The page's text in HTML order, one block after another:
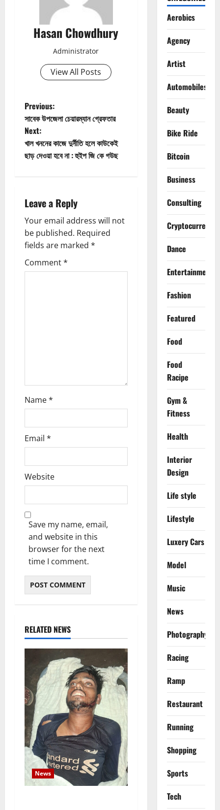
Hasan Chowdhury
Administrator
View All Posts
P
o
s
a
v
i
g
Previous:
সাবেক উপজেলা চেয়ারম্যান গ্রেফতার
Next:
খাল খননের কাজে দুর্নীতি হলে কাউকেই
ছাড় দেওয়া হবে না : হুইপ জি কে গউছ
Leave a Reply
Your email address will not
be published. Required
fields are marked *
Comment*
Name*
Email *
Website
Save my name, email,
and website in this
browser for the next
time I comment.
RELATED NEWS
News
Aerobics
Agency
Artist
Automobiles
Beauty
Bike Ride
Bitcoin
Business
Consulting
Cryptocurrency
Dance
Entertainment
Fashion
Featured
Food
Food
Racipe
Gym &
Fitness
Health
Interior
Design
Life style
Lifestyle
Luxery Cars
Model
Music
News
Photography
Racing
Ramp
Restaurant
Running
Shopping
Sports
Tech